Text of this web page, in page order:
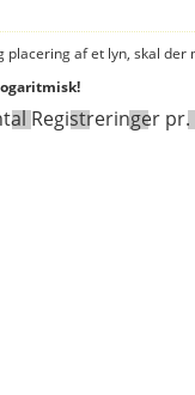
placering af et lyn, skal